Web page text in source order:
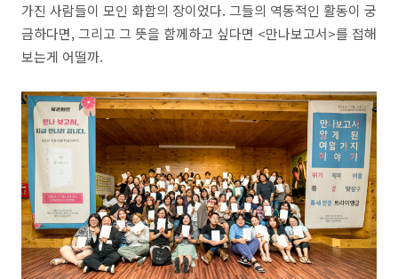
가진 사람들이 모인 화합의 장이었다. 그들의 역동적인 활동이 궁
금하다면, 그리고 그 뜻을 함께하고 싶다면 <만나보고서>를 접해
보는게 어떨까.